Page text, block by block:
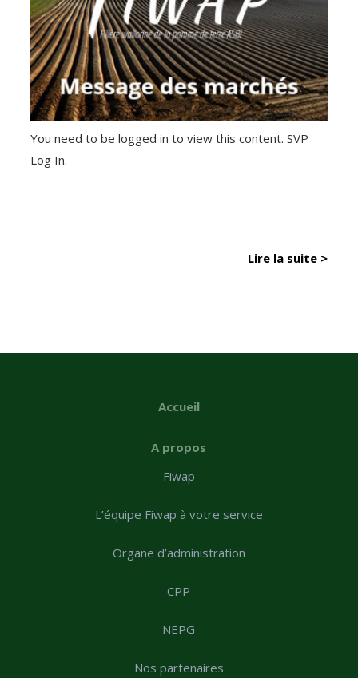
You need to be logged in to view this content. SVP
Log In.
Lire la suite >
Accueil
A propos
Fiwap
L’équipe Fiwap à votre service
Organe d’administration
CPP
NEPG
Nos partenaires